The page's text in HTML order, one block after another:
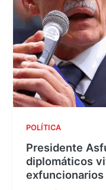
POLÍTICA
Presidente
diplomáticos
exfuncionarios